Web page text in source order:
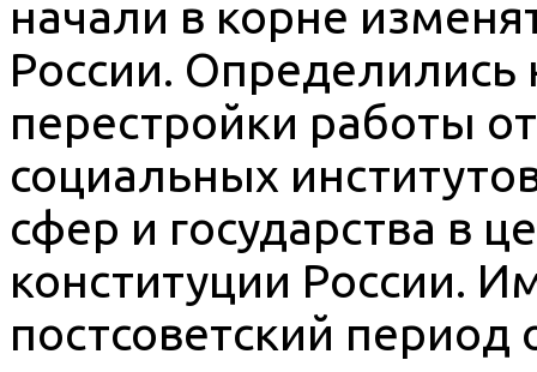
начали в корне
России.
перестройки работы
социальных
сфер и государства в
конституции России.
постсоветский